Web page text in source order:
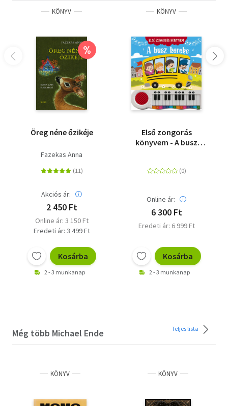
KÖNYV
%
Öreg néne őzikéje
Fazekas Anna
Akciós ár:
2 450 Ft
Online ár: 3 150 Ft
Eredeti ár: 3 499 Ft
Kosárba
2 - 3 munkanap
KÖNYV
Első zongorás
könyvem - A busz
Online ár:
6 300 Ft
Eredeti ár: 6 999 Ft
Kosárba
2 - 3 munkanap
Még több Michael Ende Teljes lista
KÖNYV KÖNYV